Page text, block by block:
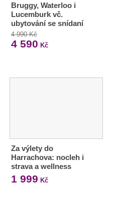
Bruggy, Waterloo i
Lucemburk vč.
ubytování se snídaní
4 990 Kč
4 590 Kč
Za výlety do
Harrachova: nocleh i
strava a wellness
1 999 Kč